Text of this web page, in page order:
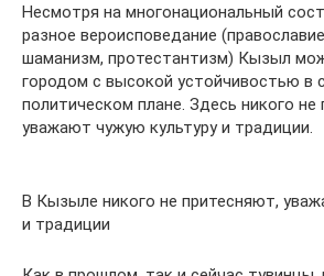
Несмотря на многонациональный
разное вероисповедание
шаманизм, протестантизм) Кызыл
городом с высокой устойчивостью в
политическом плане. Здесь никого не
уважают чужую культуру и традиции.
В Кызыле никого не притесняют,
и традиции